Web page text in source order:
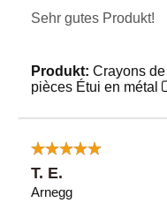
Sehr gutes Produkt!
Produkt: Crayons
pièces Étui en métal
T. E.
Arnegg